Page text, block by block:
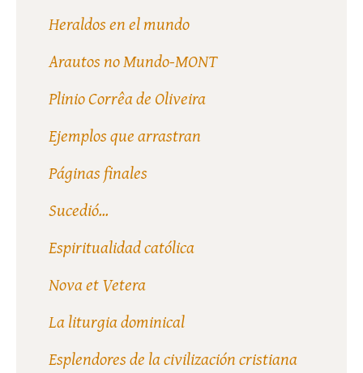
Heraldos en el mundo
Arautos no Mundo-MONT
Plinio Corrêa de Oliveira
Ejemplos que arrastran
Páginas finales
Sucedió...
Espiritualidad católica
Nova et Vetera
La liturgia dominical
Esplendores de la civilización cristiana